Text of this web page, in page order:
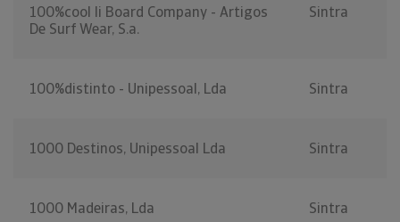
100%cool Ii Board Company - Artigos
De Surf Wear, S.a.
Sintra
100%distinto - Unipessoal, Lda Sintra
1000 Destinos, Unipessoal Lda Sintra
1000 Madeiras, Lda Sintra